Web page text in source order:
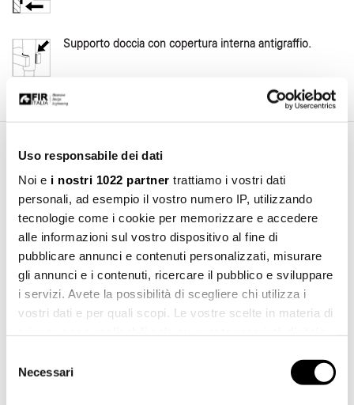
Uso responsabile dei dati
Noi e i nostri 1022 partner trattiamo i vostri dati
personali, ad esempio il vostro numero IP, utilizzando
tecnologie come i cookie per memorizzare e accedere
alle informazioni sul vostro dispositivo al fine di
pubblicare annunci e contenuti personalizzati, misurare
gli annunci e i contenuti, ricercare il pubblico e sviluppare
i servizi. Avete la possibilità di scegliere chi utilizza i
vostri dati e per quali scopi. Le vostre scelte in materia di
modificare o revocare il proprio consenso in qualsiasi
momento dalla Dichiarazione sui cookie o facendo clic
delNecessari
Supporto doccia con copertura interna antigraffio.
Area Download